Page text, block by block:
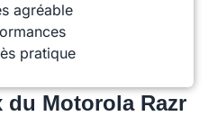
agréable
pratique
Motorola Razr